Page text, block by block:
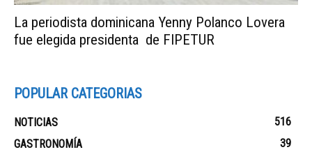
La periodista dominicana Yenny Polanco Lovera
fue elegida presidenta de FIPETUR
POPULAR CATEGORIAS
NOTICIAS
516
GASTRONOMÍA
39